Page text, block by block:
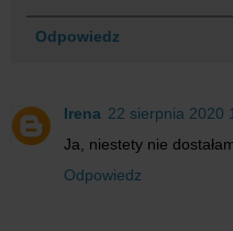
Odpowiedz
Irena 22 sierpnia 2020
Ja, niestety nie
Odpowiedz